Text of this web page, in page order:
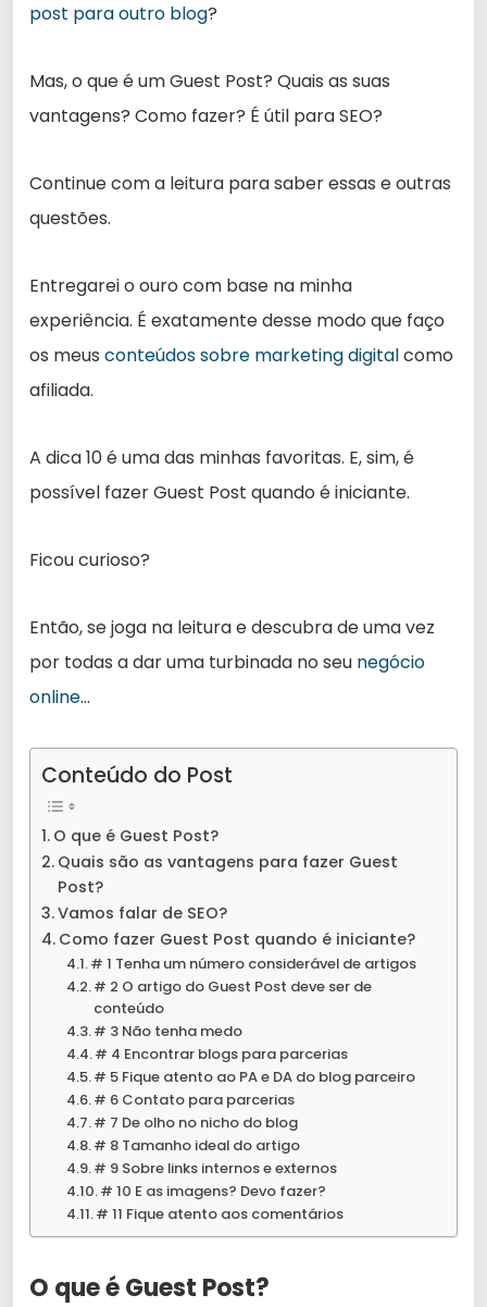
post para outro blog?
Mas, o que é um Guest Post? Quais as suas
vantagens? Como fazer? É útil para SEO?
Continue com a leitura para saber essas e outras
questões.
Entregarei o ouro com base na minha
experiência. É exatamente desse modo que faço
os meus conteúdos sobre marketing digitalcomo
afiliada.
A dica 10 é uma das minhas favoritas. E, sim, é
possível fazer Guest Post quando é iniciante.
Ficou curioso?
Então, se joga na leitura e descubra de uma vez
por todas a dar uma turbinada no seu negócio
online…
Conteúdo do Post
O que é Guest Post?
Quais são as vantagens para fazer Guest
Post?
Vamos falar de SEO?
Como fazer Guest Post quando é iniciante?
# 1 Tenha um número considerável de artigos
# 2 O artigo do Guest Post deve ser de
conteúdo
# 3 Não tenha medo
# 4 Encontrar blogs para parcerias
# 5 Fique atento ao PA e DA do blog parceiro
# 6 Contato para parcerias
# 7 De olho no nicho do blog
# 8 Tamanho ideal do artigo
# 9 Sobre links internos e externos
# 10 E as imagens? Devo fazer?
# 11 Fique atento aos comentários
O que é Guest Post?